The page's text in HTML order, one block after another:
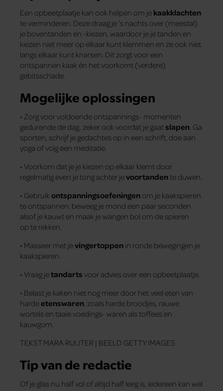
Een opbeetplaatje kan ook helpen om je kaakklachten
te verminderen. Deze draag je ’s nachts over (meestal)
je boventanden en -kiezen, waardoor je je tanden en
kiezen niet meer op elkaar kunt klemmen en ze ook niet
langs elkaar kunt knarsen. Dit zorgt voor een
ontspannen kaak én het voorkomt (verdere)
gebitsschade.
Mogelijke oplossingen
• Zorg voor voldoende ontspannings- momenten
gedurende de dag, zeker ook voordat je gaatslapen . Ga
sporten, schrijf je gedachtes op in een schrift, doe aan
yoga of volg een meditatie.
• Voorkom dat je je kiezen op elkaar klemt door
regelmatig even je tong achter jevoortanden te duwen.
• Gebruik ontspanningsoefeningen om je kaakspieren
te ontspannen: beweeg je mond een paar seconden
alsof je kauwt en maak je wangen bol om de spieren
op te rekken.
• Masseer met jevingertoppen in ronde bewegingen je
kaakspieren.
• Vraag jetandarts voor advies over een opbeetplaatje.
• Belast je kaken niet nog meer door het veel eten van
hardeetenswaren , zoals harde broodjes, rauwe
wortels en taaie voedings- waren als toffees en
kauwgom.
TEKST MARA RUIJTER | BEELD GETTY IMAGES
Tip van de redactie
Of je glas nu half vol of altijd half leeg is, iedereen kan wel